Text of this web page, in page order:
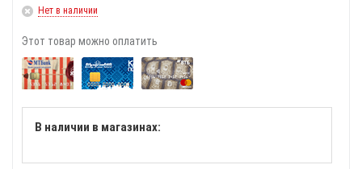
Нет в наличии
Этот товар можно оплатить
В наличии в магазинах: